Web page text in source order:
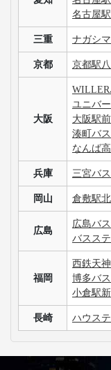
名古屋
三重 ナガシ
京都 京都駅
大阪
WILLER
ユニバ
大阪駅
湊町バ
なんば
兵庫 三宮バ
岡山 倉敷駅北
広島
広島バ
バスス
福岡
西鉄天
博多バ
小倉駅
長崎 ハウス